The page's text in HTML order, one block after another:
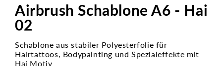
Modal
öffnenAirbrush Schablone A6 - Hai
02
Schablone aus stabiler Polyesterfolie für
Hairtattoos, Bodypainting und Spezialeffekte mit
Hai Motiv